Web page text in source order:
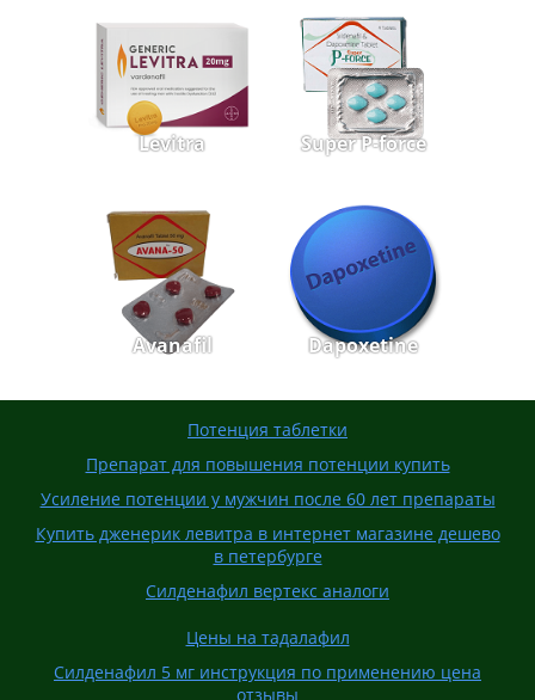
Levitra Super P-force
Avanafil Dapoxetine
Потенция таблетки
Препарат для повышения потенции купить
Усиление потенции у мужчин после 60 лет препараты
Купить дженерик левитра в интернет магазине дешево
в петербурге
Силденафил вертекс аналоги
Цены на тадалафил
Силденафил 5 мг инструкция по применению цена
отзывы